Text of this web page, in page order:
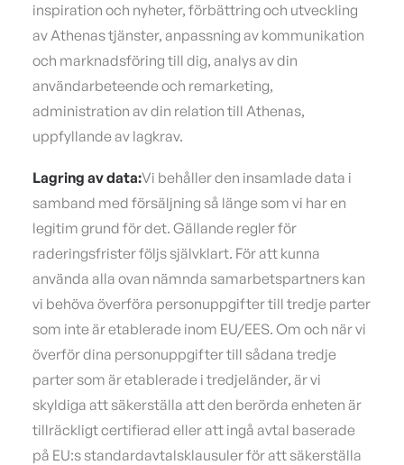
inspiration och nyheter, förbättring och utveckling
av Athenas tjänster, anpassning av kommunikation
och marknadsföring till dig, analys av din
användarbeteende och remarketing,
administration av din relation till Athenas,
uppfyllande av lagkrav.
Lagring av data:Vi behåller den insamlade data i
samband med försäljning så länge som vi har en
legitim grund för det. Gällande regler för
raderingsfrister följs självklart. För att kunna
använda alla ovan nämnda samarbetspartners kan
vi behöva överföra personuppgifter till tredje parter
som inte är etablerade inom EU/EES. Om och när vi
överför dina personuppgifter till sådana tredje
parter som är etablerade i tredjeländer, är vi
skyldiga att säkerställa att den berörda enheten är
tillräckligt certifierad eller att ingå avtal baserade
på EU:s standardavtalsklausuler för att säkerställa